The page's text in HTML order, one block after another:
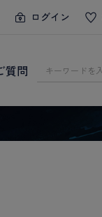
ログイン
質問